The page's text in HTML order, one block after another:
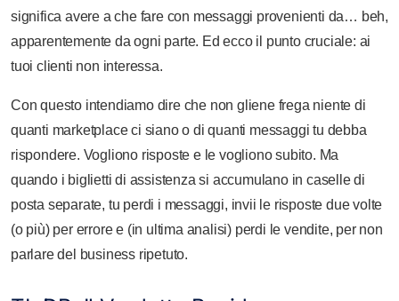
significa avere a che fare con messaggi provenienti da… beh,
apparentemente da ogni parte. Ed ecco il punto cruciale: ai
tuoi clienti non interessa.
Con questo intendiamo dire che non gliene frega niente di
quanti marketplace ci siano o di quanti messaggi tu debba
rispondere. Vogliono risposte e le vogliono subito. Ma
quando i biglietti di assistenza si accumulano in caselle di
posta separate, tu perdi i messaggi, invii le risposte due volte
(o più) per errore e (in ultima analisi) perdi le vendite, per non
parlare del business ripetuto.